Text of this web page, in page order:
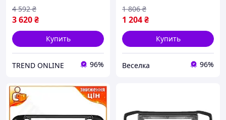
3 620₴
4 592 ₴
Купить
TREND ONLINE 96%
1 204₴
1 806 ₴
Купить
Веселка 96%